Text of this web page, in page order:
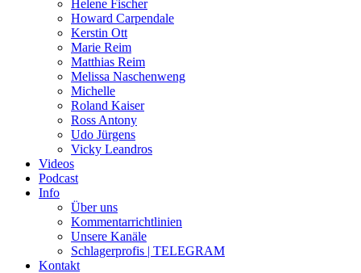
Helene Fischer
Howard Carpendale
Kerstin Ott
Marie Reim
Matthias Reim
Melissa Naschenweng
Michelle
Roland Kaiser
Ross Antony
Udo Jürgens
Vicky Leandros
Videos
Podcast
Info
Über uns
Kommentarrichtlinien
Unsere Kanäle
Schlagerprofis | TELEGRAM
Kontakt